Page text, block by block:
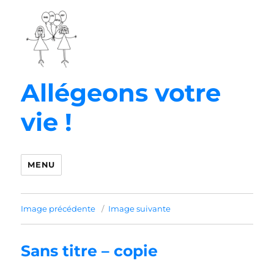
Allégeons votre
vie !
MENU
Image précédente Image suivante
Sans titre – copie